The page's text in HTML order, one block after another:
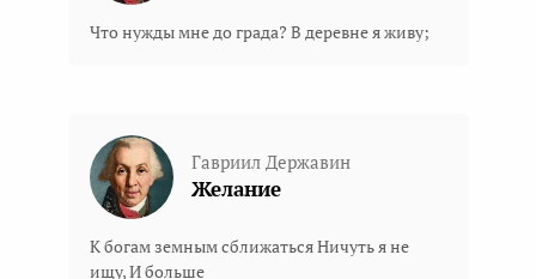
Что нужды мне до града? В деревне я живу;
Гавриил Державин
Желание
К богам земным сближаться Ничуть я не
ищу, И больше